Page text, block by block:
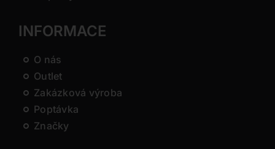
INFORMACE
O nás
Outlet
Zakázková výroba
Poptávka
Značky